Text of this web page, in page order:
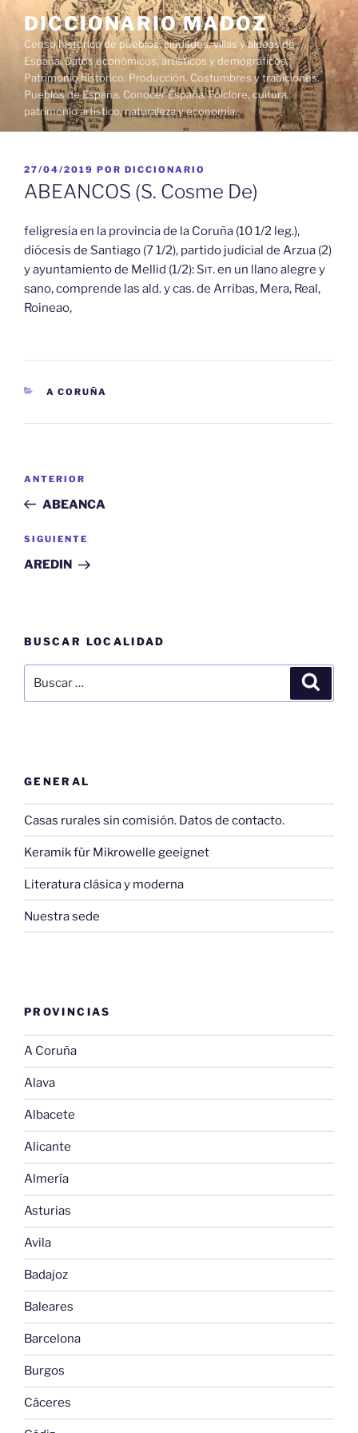
contenido
DICCIONARIO MADOZ
Censo histórico de pueblos, ciudades, villas y aldeas de
España. Datos económicos, artísticos y demográficos.
Patrimonio histórico. Producción. Costumbres y tradiciones.
Pueblos de España. Conocer España. Folclore, cultura,
patrimonio artístico, naturaleza y economía.
PUBLICADO
EL
27/04/2019 POR DICCIONARIO
ABEANCOS (S. Cosme De)
feligresia en la provincia de la Coruña (10 1/2 leg.),
diócesis de Santiago (7 1/2), partido judicial de Arzua (2)
y ayuntamiento de Mellid (1/2): Sit.en un llano alegre y
sano, comprende las ald. y cas. de Arribas, Mera, Real,
Roineao,
CATEGORÍAS
A CORUÑA
entradas
Entrada
anterior:
ANTERIOR
ABEANCA
Siguiente
entrada
SIGUIENTE
AREDIN
BUSCAR LOCALIDAD
por:
GENERAL
Casas rurales sin comisión. Datos de contacto.
Keramik für Mikrowelle geeignet
Literatura clásica y moderna
Nuestra sede
PROVINCIAS
A Coruña
Alava
Albacete
Alicante
Almería
Asturias
Avila
Badajoz
Baleares
Barcelona
Burgos
Cáceres